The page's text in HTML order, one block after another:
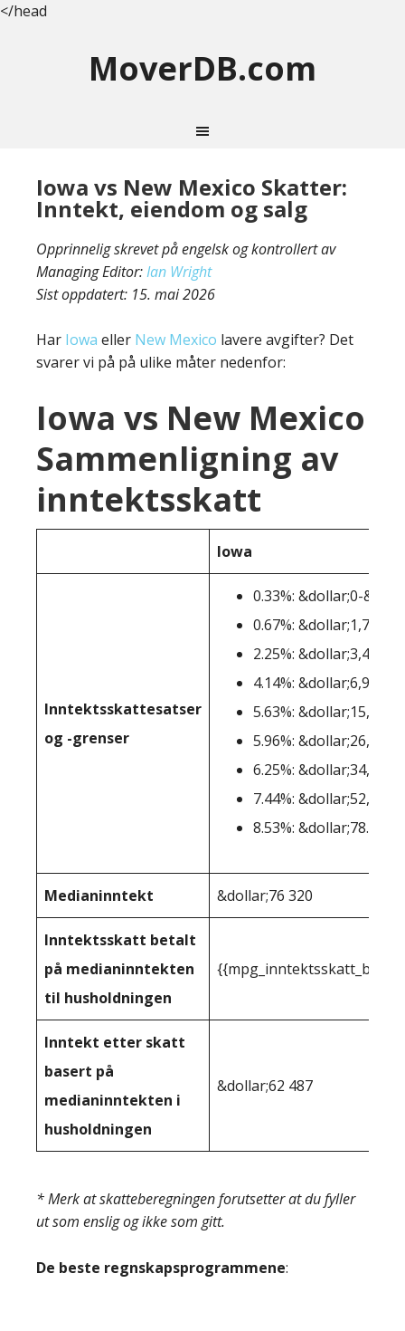
</head
MoverDB.com
Iowa vs New Mexico Skatter:
Inntekt, eiendom og salg
Opprinnelig skrevet på engelsk og kontrollert av
Managing Editor:Ian Wright
Sist oppdatert: 15. mai 2026
Har Iowa eller New Mexico lavere avgifter? Det
svarer vi på på ulike måter nedenfor:
Iowa vs New Mexico
Sammenligning av
inntektsskatt
Iowa
Inntektsskattesatser
og -grenser
0.33%: &dollar;0-
0.67%: &dollar;1,744-
2.25%: &dollar;3,487-
4.14%: &dollar;6,973-
5.63%:
5.96%:
6.25%:
7.44%:
8.53%: &dollar;78.436+
Medianinntekt &dollar;76 320
Inntektsskatt betalt
på medianinntekten
til husholdningen
Inntekt etter skatt
basert på
medianinntekten i
husholdningen
&dollar;62 487
* Merk at skatteberegningen forutsetter at du fyller
ut som enslig og ikke som gitt.
De beste regnskapsprogrammene: